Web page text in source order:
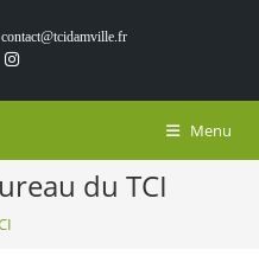
contact@tcidamville.fr
Menu
du TCI